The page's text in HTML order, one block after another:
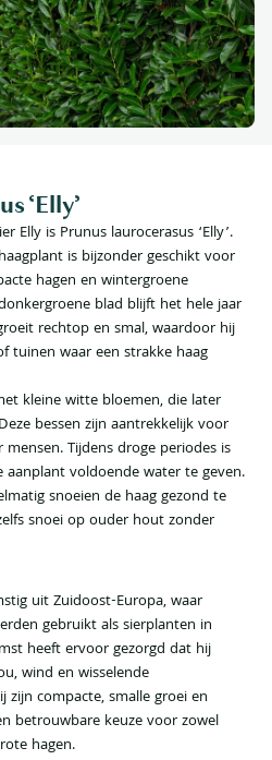
‘Elly’
Elly is Prunus laurocerasus ‘Elly’.
is bijzonder geschikt voor
hagen en wintergroene
blad blijft het hele jaar
rechtop en smal, waardoor hij
tuinen waar een strakke haag
kleine witte bloemen, die later
bessen zijn aantrekkelijk voor
Tijdens droge periodes is
voldoende water te geven.
snoeien de haag gezond te
snoei op ouder hout zonder
uit Zuidoost-Europa, waar
gebruikt als sierplanten in
heeft ervoor gezorgd dat hij
wind en wisselende
zijn compacte, smalle groei en
betrouwbare keuze voor zowel
hagen.